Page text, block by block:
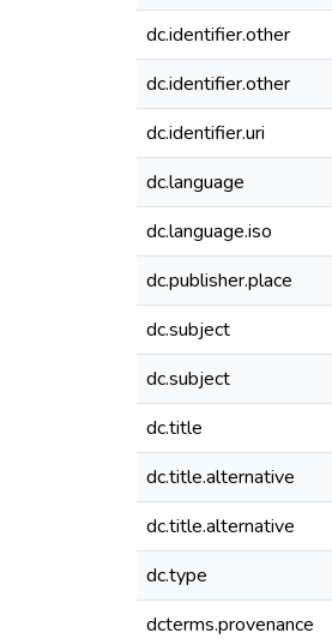
dc.identifier.other
dc.identifier.other
dc.identifier.uri
dc.language
dc.language.iso
dc.publisher.place
dc.subject
dc.subject
dc.title
dc.title.alternative
dc.title.alternative
dc.type
dcterms.provenance